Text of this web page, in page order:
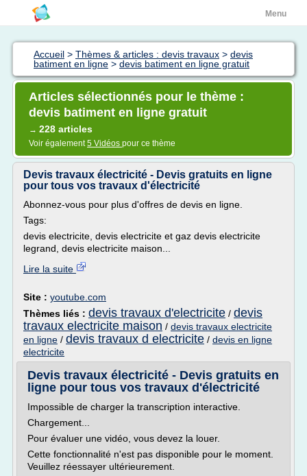
Menu
Accueil > Thèmes & articles : devis travaux > devis
batiment en ligne > devis batiment en ligne gratuit
Articles sélectionnés pour le thème :
devis batiment en ligne gratuit
→ 228 articles
Voir également5 Vidéos pour ce thème
Devis travaux électricité - Devis gratuits en ligne
pour tous vos travaux d'électricité
Abonnez-vous pour plus d'offres de devis en ligne.
Tags:
devis electricite, devis electricite et gaz devis electricite
legrand, devis electricite maison...
Lire la suite
Site : youtube.com
Thèmes liés : devis travaux d'electricite / devis
travaux electricite maison / devis travaux electricite
en ligne / devis travaux d electricite / devis en ligne
electricite
Devis travaux électricité - Devis gratuits en
ligne pour tous vos travaux d'électricité
Impossible de charger la transcription interactive.
Chargement...
Pour évaluer une vidéo, vous devez la louer.
Cette fonctionnalité n'est pas disponible pour le moment.
Veuillez réessayer ultérieurement.